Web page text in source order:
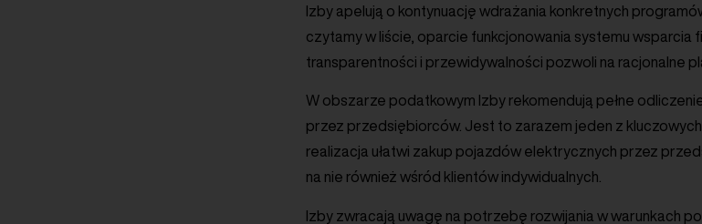
Izby apelują o kontynuację wdrażania konkretnych
czytamy w liście, oparcie funkcjonowania systemu
transparentności i przewidywalności pozwoli na racjonalne
W obszarze podatkowym Izby rekomendują pełne
przez przedsiębiorców. Jest to zarazem jeden z
realizacja ułatwi zakup pojazdów elektrycznych przez
na nie również wśród klientów indywidualnych.
Izby zwracają uwagę na potrzebę rozwijania w warunkach